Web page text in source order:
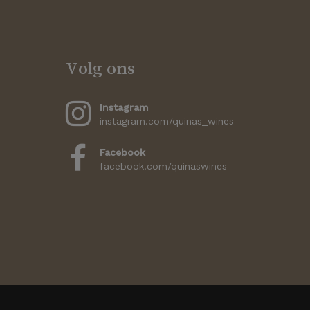
Volg ons
Instagram
instagram.com/quinas_wines
Facebook
facebook.com/quinaswines